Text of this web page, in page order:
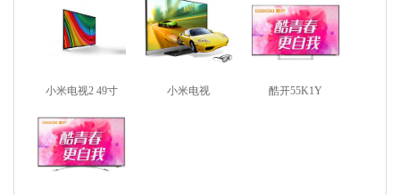
小米电视2 49寸 小米电视 酷开55K1Y